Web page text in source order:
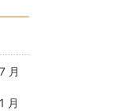
7 月
1 月